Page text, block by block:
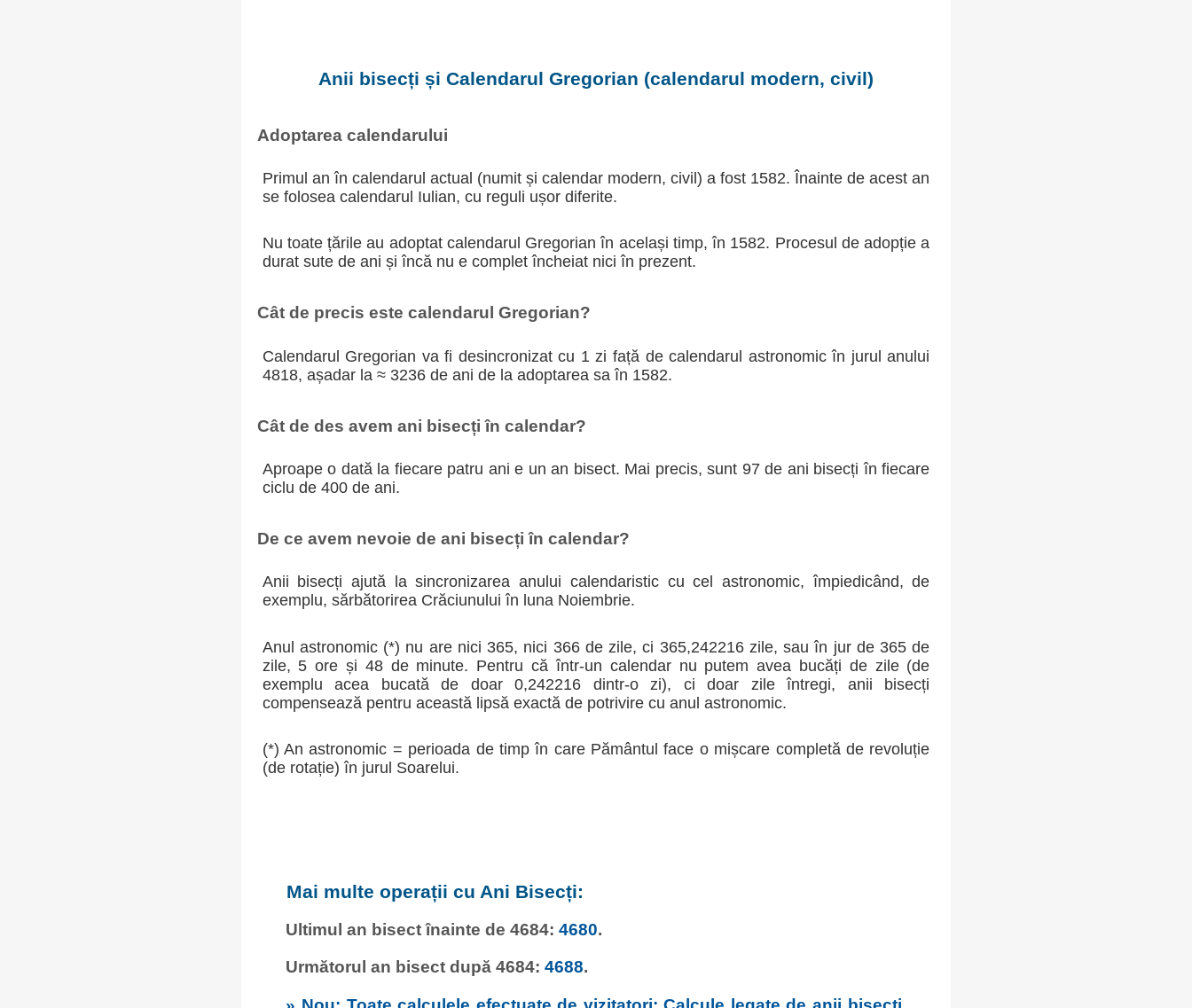
Anii bisecți și Calendarul Gregorian (calendarul modern, civil)
Adoptarea calendarului
Primul an în calendarul actual (numit și calendar modern, civil) a fost 1582. Înainte de acest an
se folosea calendarul Iulian, cu reguli ușor diferite.
Nu toate țările au adoptat calendarul Gregorian în același timp, în 1582. Procesul de adopție a
durat sute de ani și încă nu e complet încheiat nici în prezent.
Cât de precis este calendarul Gregorian?
Calendarul Gregorian va fi desincronizat cu 1 zi față de calendarul astronomic în jurul anului
4818, așadar la ≈ 3236 de ani de la adoptarea sa în 1582.
Cât de des avem ani bisecți în calendar?
Aproape o dată la fiecare patru ani e un an bisect. Mai precis, sunt 97 de ani bisecți în fiecare
ciclu de 400 de ani.
De ce avem nevoie de ani bisecți în calendar?
Anii bisecți ajută la sincronizarea anului calendaristic cu cel astronomic, împiedicând, de
exemplu, sărbătorirea Crăciunului în luna Noiembrie.
Anul astronomic (*) nu are nici 365, nici 366 de zile, ci 365,242216 zile, sau în jur de 365 de
zile, 5 ore și 48 de minute. Pentru că într-un calendar nu putem avea bucăți de zile (de
exemplu acea bucată de doar 0,242216 dintr-o zi), ci doar zile întregi, anii bisecți
compensează pentru această lipsă exactă de potrivire cu anul astronomic.
(*) An astronomic = perioada de timp în care Pământul face o mișcare completă de revoluție
(de rotație) în jurul Soarelui.
Mai multe operații cu Ani Bisecți:
Ultimul an bisect înainte de 4684:4680.
Următorul an bisect după 4684:4688.
» Nou: Toate calculele efectuate de vizitatori: Calcule legate de anii bisecți.